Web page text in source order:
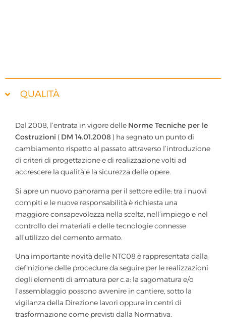
QUALITÀ
Dal 2008, l’entrata in vigore delle Norme Tecniche per le
Costruzioni ( DM 14.01.2008) ha segnato un punto di
cambiamento rispetto al passato attraverso l’introduzione
di criteri di progettazione e di realizzazione volti ad
accrescere la qualità e la sicurezza delle opere.
Si apre un nuovo panorama per il settore edile: tra i nuovi
compiti e le nuove responsabilità è richiesta una
maggiore consapevolezza nella scelta, nell’impiego e nel
controllo dei materiali e delle tecnologie connesse
all’utilizzo del cemento armato.
Una importante novità delle NTC08 è rappresentata dalla
definizione delle procedure da seguire per le realizzazioni
degli elementi di armatura per c.a: la sagomatura e/o
l’assemblaggio possono avvenire in cantiere, sotto la
vigilanza della Direzione lavori oppure in centri di
trasformazione come previsti dalla Normativa.